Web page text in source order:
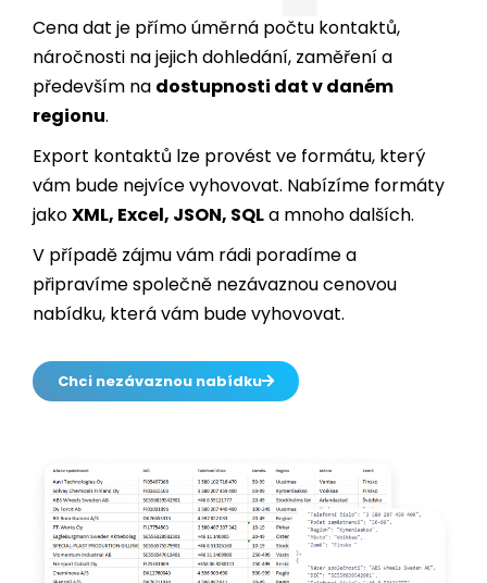
především nadostupnosti dat v daném
regionu.
Export kontaktů lze provést ve formátu, který
vám bude nejvíce vyhovovat. Nabízíme formáty
jakoXML, Excel, JSON, SQLa mnoho dalších.
V případě zájmu vám rádi poradíme a
připravíme společně nezávaznou cenovou
nabídku, která vám bude vyhovovat.
Chci nezávaznou nabídku